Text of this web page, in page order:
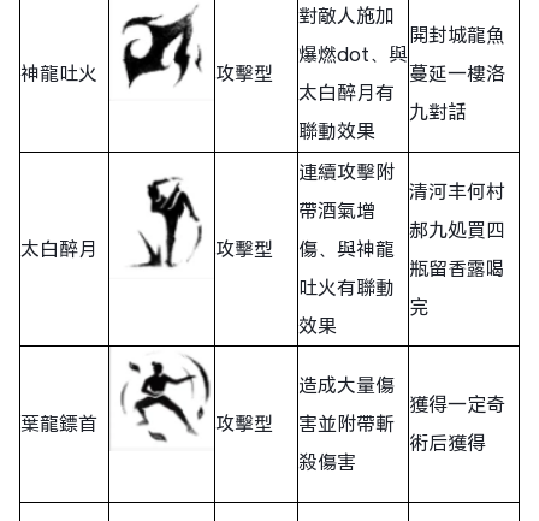
神龍吐火 攻擊型
對敵人施加
爆燃dot、與
太白醉月有
聯動效果
開封城龍魚
蔓延一樓洛
九對話
太白醉月 攻擊型
連續攻擊附
帶酒氣增
傷、與神龍
吐火有聯動
效果
清河丰何村
郝九処買四
瓶留香露喝
完
葉龍鏢首 攻擊型
造成大量傷
害並附帶斬
殺傷害
獲得一定奇
術后獲得